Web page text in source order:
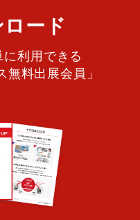
ード
利用できる
無料出展会員」